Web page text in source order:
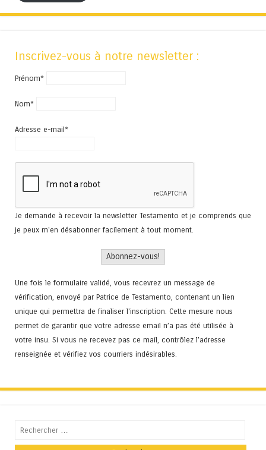
Inscrivez-vous à notre newsletter :
Prénom*
Nom*
Adresse e-mail*
Je demande à recevoir la newsletter Testamento et je comprends que
je peux m'en désabonner facilement à tout moment.
Une fois le formulaire validé, vous recevrez un message de
vérification, envoyé par Patrice de Testamento, contenant un lien
unique qui permettra de finaliser l'inscription. Cette mesure nous
permet de garantir que votre adresse email n’a pas été utilisée à
votre insu. Si vous ne recevez pas ce mail, contrôlez l’adresse
renseignée et vérifiez vos courriers indésirables.
Recherche